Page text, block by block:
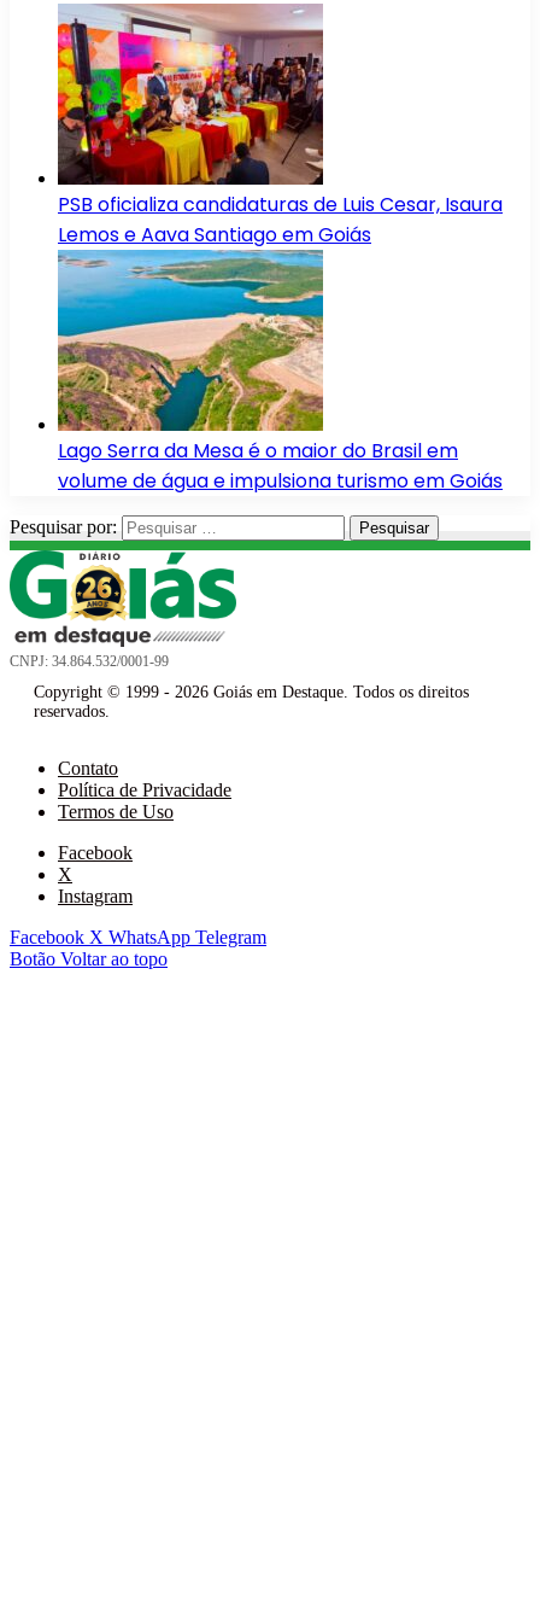
PSB oficializa candidaturas de Luis Cesar, Isaura
Lemos e Aava Santiago em Goiás
Lago Serra da Mesa é o maior do Brasil em
volume de água e impulsiona turismo em Goiás
Pesquisar por:
CNPJ: 34.864.532/0001-99
Copyright © 1999 - 2026 Goiás em Destaque. Todos os direitos
reservados.
Contato
Política de Privacidade
Termos de Uso
Facebook
X
Instagram
Facebook X WhatsApp Telegram
Botão Voltar ao topo